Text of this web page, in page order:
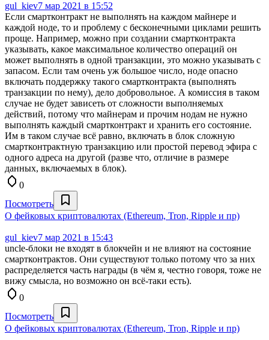
gul_kiev7 мар 2021 в 15:52
Если смартконтракт не выполнять на каждом майнере и
каждой ноде, то и проблему с бесконечными циклами решить
проще. Например, можно при создании смартконтракта
указывать, какое максимальное количество операций он
может выполнять в одной транзакции, это можно указывать с
запасом. Если там очень уж большое число, ноде опасно
включать поддержку такого смартконтракта (выполнять
транзакции по нему), дело добровольное. А комиссия в таком
случае не будет зависеть от сложности выполняемых
действий, потому что майнерам и прочим нодам не нужно
выполнять каждый смартконтракт и хранить его состояние.
Им в таком случае всё равно, включать в блок сложную
смартконтрактную транзакцию или простой перевод эфира с
одного адреса на другой (разве что, отличие в размере
данных, включаемых в блок).
0
Посмотреть
О фейковых криптовалютах (Ethereum, Tron, Ripple и пр)
gul_kiev7 мар 2021 в 15:43
uncle-блоки не входят в блокчейн и не влияют на состояние
смартконтрактов. Они существуют только потому что за них
распределяется часть награды (в чём я, честно говоря, тоже не
вижу смысла, но возможно он всё-таки есть).
0
Посмотреть
О фейковых криптовалютах (Ethereum, Tron, Ripple и пр)